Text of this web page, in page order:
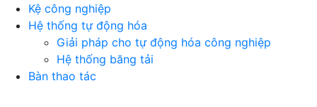
Kệ công nghiệp
Hệ thống tự động hóa
Giải pháp cho tự động hóa công nghiệp
Hệ thống băng tải
Bàn thao tác